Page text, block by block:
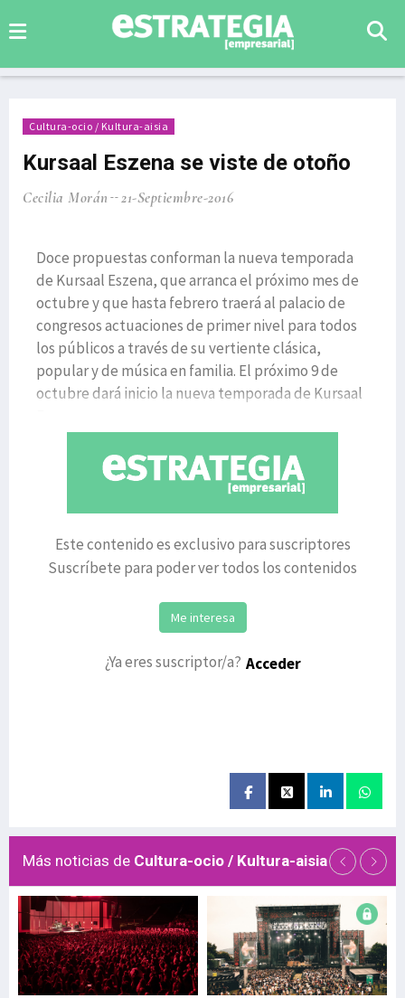
Cultura-ocio / Kultura-aisia
Kursaal Eszena se viste de otoño
Cecilia Morán 21-Septiembre-2016
Doce propuestas conforman la nueva temporada
de Kursaal Eszena, que arranca el próximo mes de
octubre y que hasta febrero traerá al palacio de
congresos actuaciones de primer nivel para todos
los públicos a través de su vertiente clásica,
popular y de música en familia. El próximo 9 de
octubre dará inicio la nueva temporada de Kursaal
Este contenido es exclusivo para suscriptores
Suscríbete para poder ver todos los contenidos
Me interesa
¿Ya eres suscriptor/a? Acceder
Más noticias de Cultura-ocio / Kultura-aisia